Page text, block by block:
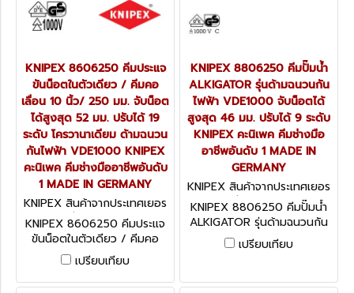
KNIPEX 8606250 คีมประแจ
ขันน็อตในตัวเดียว / คีมคอ
เลื่อน 10 นิ้ว/ 250 มม. จับน็อต
ได้สูงสุด 52 มม. ปรับได้ 19
ระดับ โครวานาเดียม ด้ามฉนวน
กันไฟฟ้า VDE1000 KNIPEX
คะนิเพค คีมช่างมืออาชีพอันดับ
1 MADE IN GERMANY
KNIPEX สินค้าจากประเทศเยอร
มนี 8606250
KNIPEX 8606250 คีมประแจ
ขันน็อตในตัวเดียว / คีมคอ
เลื่อน 10 นิ้ว/ 250 มม. จับน็อต
ได้สูงสุด 52 มม. ปรับได้ 19
ระดับ โครวานาเดียม ด้ามฉนวน
เปรียบเทียบ
KNIPEX 8806250 คีมปั๊มน้ำ
ALKIGATOR รุ่นด้ามฉนวนกัน
ไฟฟ้า VDE1000 จับน็อตได้
สูงสุด 46 มม. ปรับได้ 9 ระดับ
KNIPEX คะนิเพค คีมช่างมือ
อาชีพอันดับ 1 MADE IN
GERMANY
KNIPEX สินค้าจากประเทศเยอร
มนี 8806250
KNIPEX 8806250 คีมปั๊มน้ำ
ALKIGATOR รุ่นด้ามฉนวนกัน
ไฟฟ้า VDE1000 จับน็อตได้
สูงสุด 46 มม. ปรับได้ 9 ระดับ
อาชีพอันดับ 1 MADE IN
เปรียบเทียบ